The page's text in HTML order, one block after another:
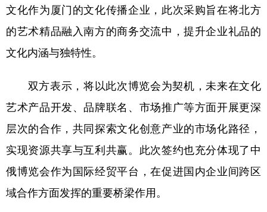
多语种频道
Deutsch Português
文化作为厦门的文化传播企业，此次采购旨在将北方
的艺术精品融入南方的商务交流中，提升企业礼品的
文化内涵与独特性。
双方表示，将以此次博览会为契机，未来在文化
艺术产品开发、品牌联名、市场推广等方面开展更深
层次的合作，共同探索文化创意产业的市场化路径，
实现资源共享与互利共赢。此次签约也充分体现了中
俄博览会作为国际经贸平台，在促进国内企业间跨区
域合作方面发挥的重要桥梁作用。